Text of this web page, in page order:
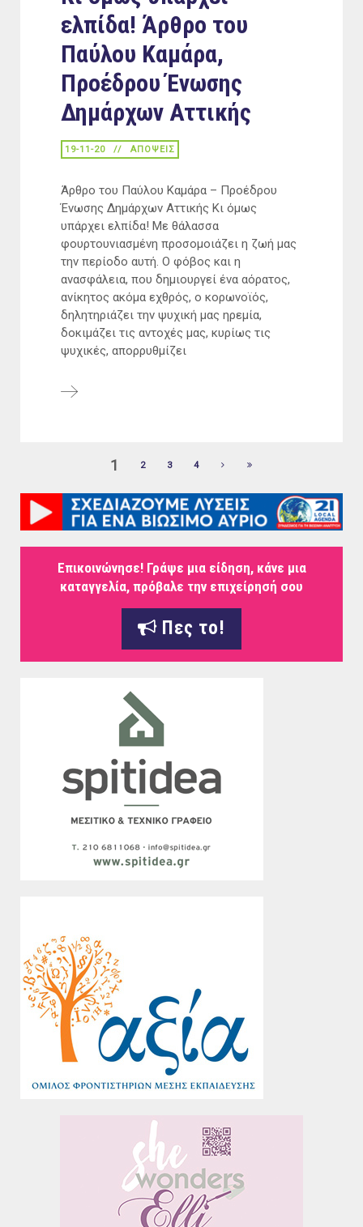
ελπίδα! Άρθρο του
Παύλου Καμάρα,
Προέδρου Ένωσης
Δημάρχων Αττικής
19-11-20 ΑΠΟΨΕΙΣ
Άρθρο του Παύλου Καμάρα – Προέδρου
Ένωσης Δημάρχων Αττικής Κι όμως
υπάρχει ελπίδα! Με θάλασσα
φουρτουνιασμένη προσομοιάζει η ζωή μας
την περίοδο αυτή. Ο φόβος και η
ανασφάλεια, που δημιουργεί ένα αόρατος,
ανίκητος ακόμα εχθρός, ο κορωνοϊός,
δηλητηριάζει την ψυχική μας ηρεμία,
δοκιμάζει τις αντοχές μας, κυρίως τις
ψυχικές, απορρυθμίζει
1 2 3 4
Επικοινώνησε! Γράψε μια είδηση, κάνε μια
καταγγελία, πρόβαλε την επιχείρησή σου
Πες το!